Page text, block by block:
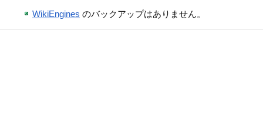
WikiEngines のバックアップはありません。